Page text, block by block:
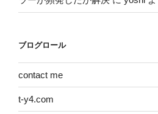
ブログロール
contact me
t-y4.com